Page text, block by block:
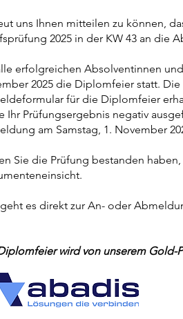
uns Ihnen mitteilen zu können,
2025 in der KW 43 an die
erfolgreichen Absolventinnen
2025 die Diplomfeier statt.
für die Diplomfeier
Ihr Prüfungsergebnis negativ
am Samstag, 1. November
Sie die Prüfung bestanden
es direkt zur An- oder
wird von unserem Gold-